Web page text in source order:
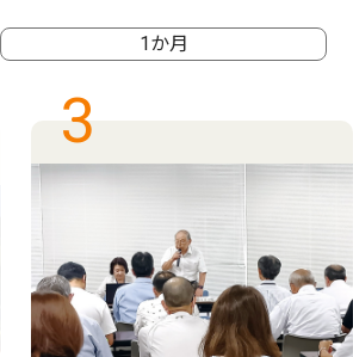
1か月
3